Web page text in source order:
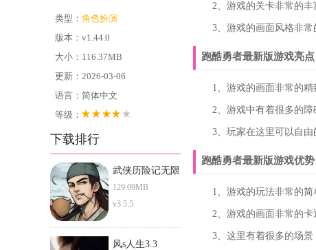
类型： 角色扮演
版本：v1.44.0
大小：116.37MB
更新：2026-03-06
语言：简体中文
等级：
下载排行
武侠历险记无限
元宝版
129.09MB
v3.5.5
风s人生3.3
2、游戏的关卡非常的丰
3、游戏的画面风格非常的
跑酷勇者最新版游戏亮点
1、游戏的画面非常的精致
2、游戏中有着很多的障碍
3、玩家在这里可以自由的
跑酷勇者最新版游戏优势
1、游戏的玩法非常的简
2、游戏的画面非常的卡通
3、这里有着很多的场景，